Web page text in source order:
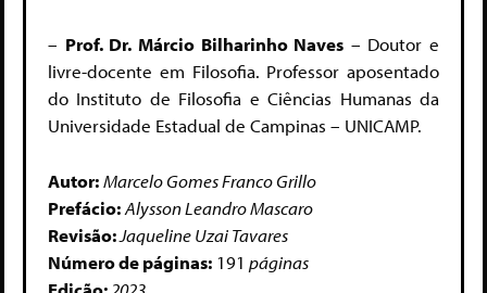
– Prof. Dr. Márcio Bilharinho Naves – Doutor e
livre-docente em Filosofia. Professor aposentado
do Instituto de Filosofia e Ciências Humanas da
Universidade Estadual de Campinas – UNICAMP.
Autor:Marcelo Gomes Franco Grillo
Prefácio:Alysson Leandro Mascaro
Revisão: Jaqueline Uzai Tavares
Número de páginas: 191 páginas